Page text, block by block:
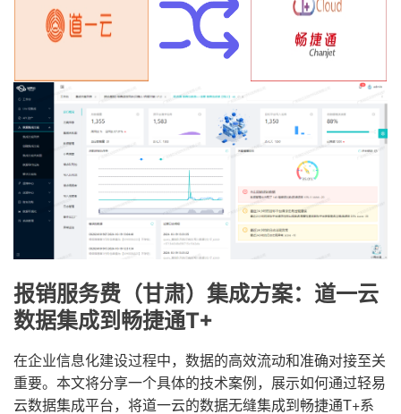
报销服务费（甘肃）集成方案：道一云
数据集成到畅捷通T+
在企业信息化建设过程中，数据的高效流动和准确对接至关
重要。本文将分享一个具体的技术案例，展示如何通过轻易
云数据集成平台，将道一云的数据无缝集成到畅捷通T+系